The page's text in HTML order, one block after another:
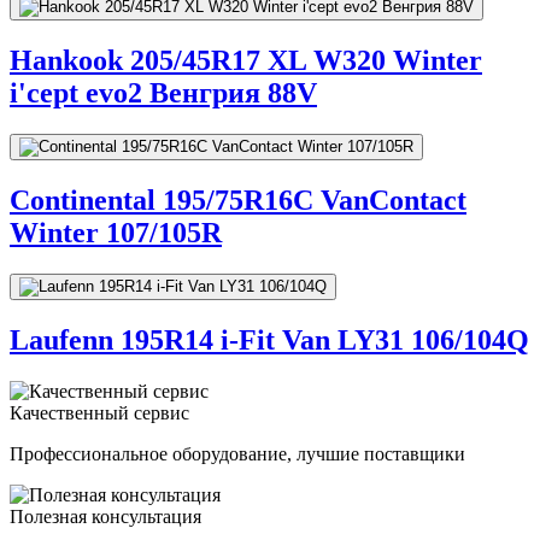
Hankook 205/45R17 XL W320 Winter
i'cept evo2 Венгрия 88V
Continental 195/75R16C VanContact
Winter 107/105R
Laufenn 195R14 i-Fit Van LY31 106/104Q
Качественный сервис
Профессиональное оборудование, лучшие поставщики
Полезная консультация